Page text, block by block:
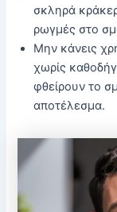
σκληρά
ρωγμές στο
Μην κάνεις
χωρίς
φθείρουν το
αποτέλεσμα.